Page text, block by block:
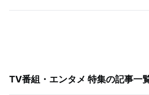
TV番組・エンタメ 特集の記事一